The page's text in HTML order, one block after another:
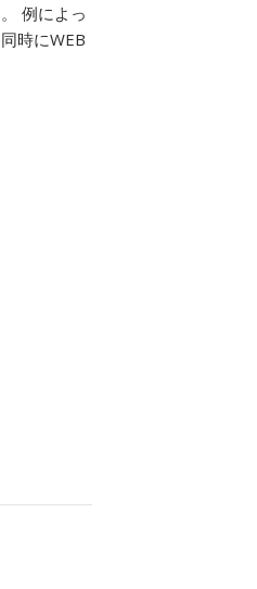
例によっ
時にWEB